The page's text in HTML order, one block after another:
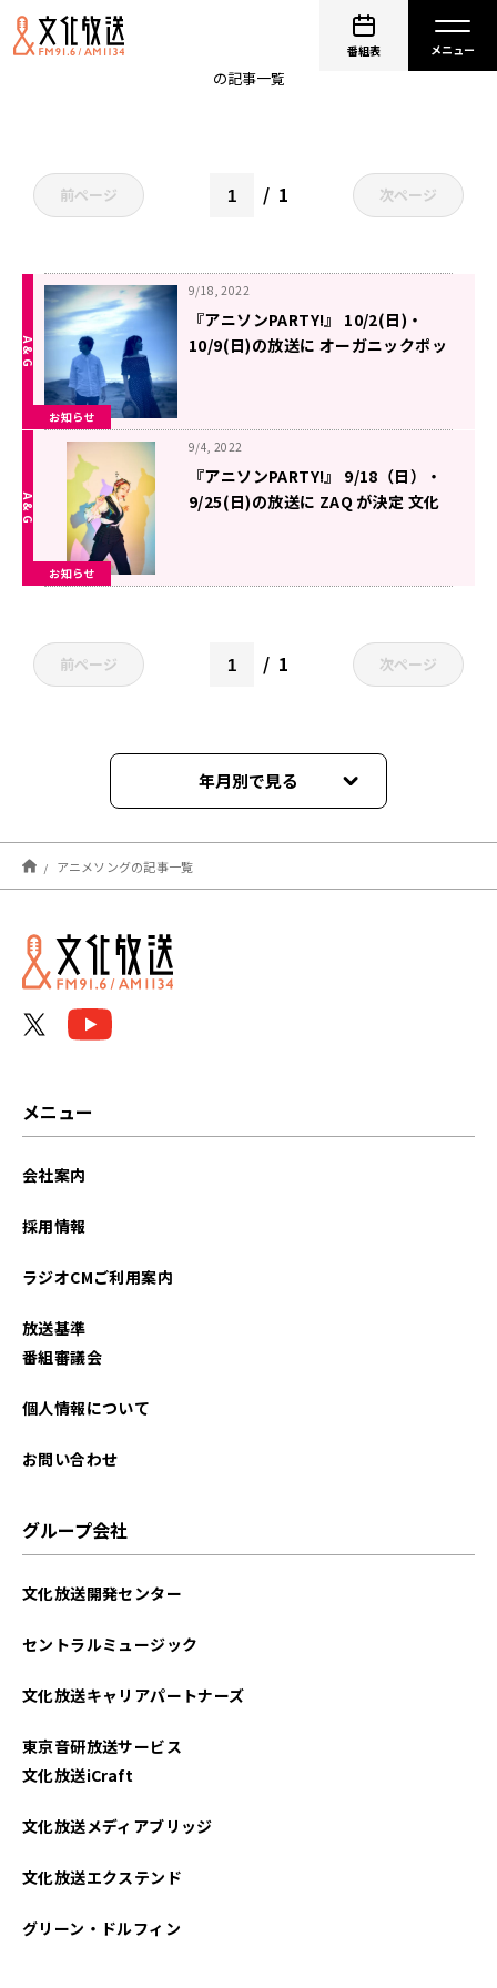
番組表
の記事一覧
前ページ 1 次ページ
お知らせ
9/18, 2022
『アニソンPARTY!』 10/2(日)・
10/9(日)の放送に オーガニックポッ
お知らせ
9/4, 2022
『アニソンPARTY!』 9/18（日）・
9/25(日)の放送に ZAQ が決定 文化
前ページ 1 次ページ
年月別で見る
2023年02月
2023年01月
2022年12月
2022年03月
アニメソングの記事一覧
メニュー
会社案内
採用情報
ラジオCMご利用案内
放送基準
番組審議会
個人情報について
お問い合わせ
グループ会社
文化放送開発センター
セントラルミュージック
文化放送キャリアパートナーズ
東京音研放送サービス
文化放送iCraft
文化放送メディアブリッジ
文化放送エクステンド
グリーン・ドルフィン